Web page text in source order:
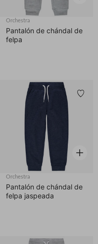
Orchestra
Pantalón de chándal de
felpa
Vista
Orchestra
Pantalón de chándal de
felpa jaspeada